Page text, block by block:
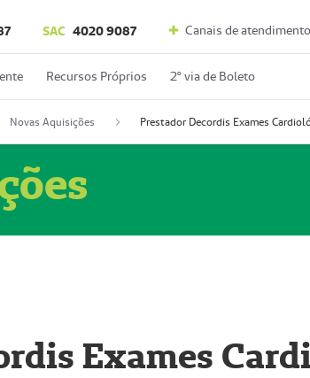
SAC 4020 9087 Canais de atendimento
Recursos Próprios 2º via de Boleto
Novas Aquisições
Exames